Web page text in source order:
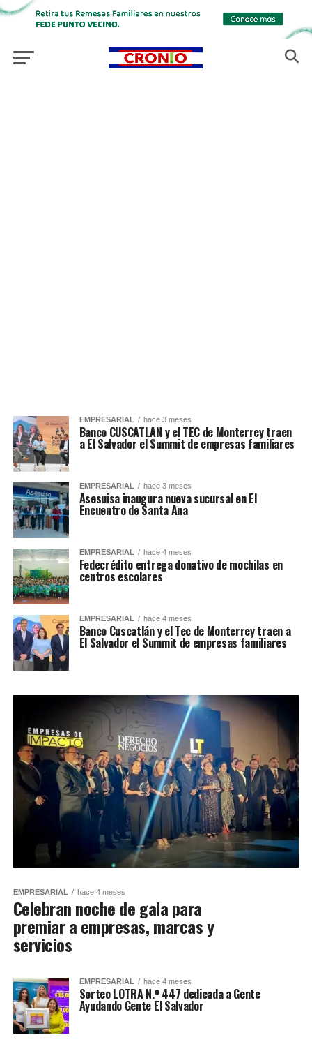
EMPRESARIAL hace 3 meses
Banco CUSCATLAN y el TEC de Monterrey traen
a El Salvador el Summit de empresas familiares
EMPRESARIAL hace 3 meses
Asesuisa inaugura nueva sucursal en El
Encuentro de Santa Ana
EMPRESARIAL hace 4 meses
Fedecrédito entrega donativo de mochilas en
centros escolares
EMPRESARIAL hace 4 meses
Banco Cuscatlán y el Tec de Monterrey traen a
El Salvador el Summit de empresas familiares
EMPRESARIAL hace 4 meses
Celebran noche de gala para
premiar a empresas, marcas y
servicios
EMPRESARIAL hace 4 meses
Sorteo LOTRA N.º 447 dedicada a Gente
Ayudando Gente El Salvador